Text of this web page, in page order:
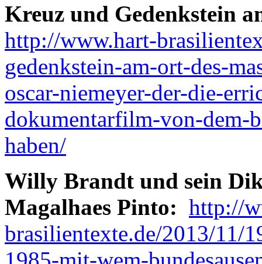
Kreuz und Gedenkstein
http://www.hart-
gedenkstein-am-ort-des-
oscar-niemeyer-der-die-
dokumentarfilm-von-dem-
haben/
Willy Brandt und sein
Magalhaes Pinto: http://
brasilientexte.de/2013/11/